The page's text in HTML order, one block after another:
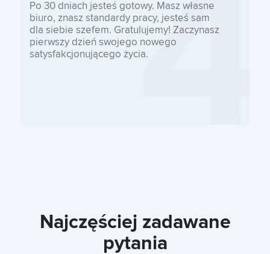
Po 30 dniach jesteś gotowy. Masz własne
biuro, znasz standardy pracy, jesteś sam
dla siebie szefem. Gratulujemy! Zaczynasz
pierwszy dzień swojego nowego
satysfakcjonującego życia.
Najczęściej zadawane
pytania